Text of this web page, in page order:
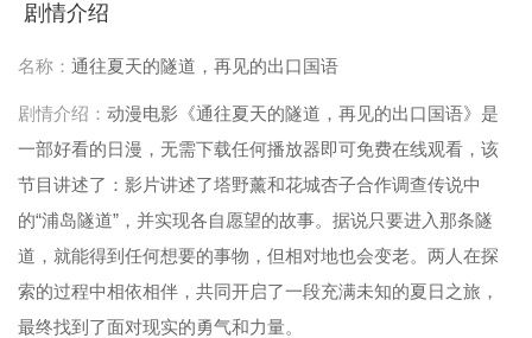
剧情介绍
名称： 通往夏天的隧道，再见的出口国语
剧情介绍： 动漫电影《通往夏天的隧道，再见的出口国语》是
一部好看的日漫，无需下载任何播放器即可免费在线观看，该
节目讲述了：影片讲述了塔野薰和花城杏子合作调查传说中
的“浦岛隧道”，并实现各自愿望的故事。据说只要进入那条隧
道，就能得到任何想要的事物，但相对地也会变老。两人在探
索的过程中相依相伴，共同开启了一段充满未知的夏日之旅，
最终找到了面对现实的勇气和力量。